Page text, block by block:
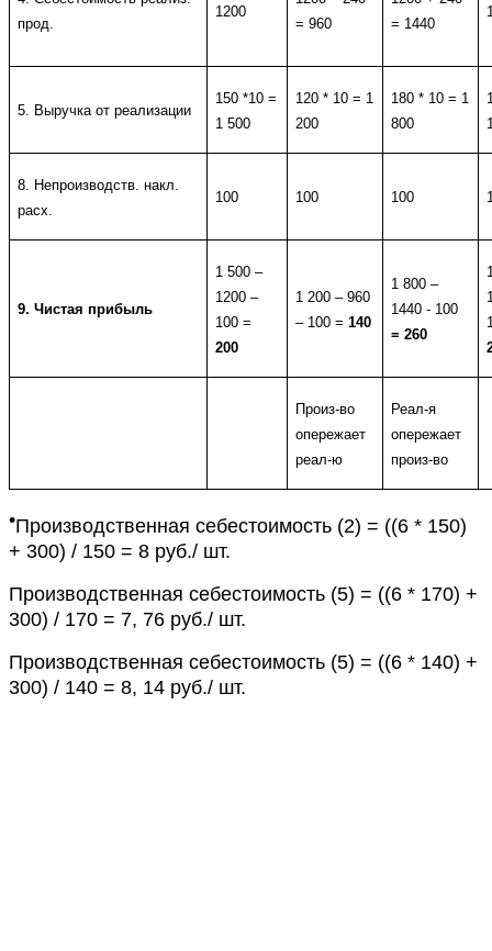
прод.
1200
= 960
= 1440
5. Выручка от реализации
150 *10 =
1 500
120 * 10 = 1
200
180 * 10 = 1
800
8. Непроизводств. накл.
расх.
100 100 100
9. Чистая прибыль
1 500 –
1200 –
100 =
200
1 200 – 960
– 100 =140
1 800 –
1440 - 100
= 260
Произ-во
опережает
реал-ю
Реал-я
опережает
произ-во
•Производственная себестоимость (2) = ((6 * 150)
+ 300) / 150 = 8 руб./ шт.
Производственная себестоимость (5) = ((6 * 170) +
300) / 170 = 7, 76 руб./ шт.
Производственная себестоимость (5) = ((6 * 140) +
300) / 140 = 8, 14 руб./ шт.